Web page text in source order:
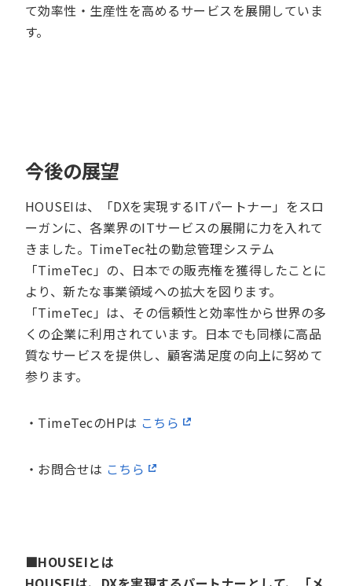
て効率性・生産性を高めるサービスを展開していま
す。
今後の展望
HOUSEIは、「DXを実現するITパートナー」をスロ
ーガンに、各業界のITサービスの展開に力を入れて
きました。TimeTec社の勤怠管理システム
「TimeTec」の、日本での販売権を獲得したことに
より、新たな事業領域への拡大を図ります。
「TimeTec」は、その信頼性と効率性から世界の多
くの企業に利用されています。日本でも同様に高品
質なサービスを提供し、顧客満足度の向上に努めて
参ります。
・TimeTecのHPは こちら
・お問合せは こちら
■HOUSEIとは